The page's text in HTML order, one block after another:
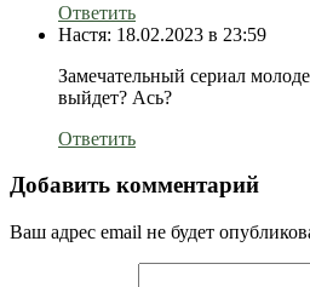
Ответить
Настя: 18.02.2023 в 23:59
Замечательный сериал
выйдет? Ась?
Ответить
Добавить комментарий
Ваш адрес email не будет